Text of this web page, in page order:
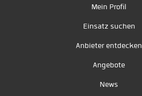
Mein Profil
Einsatz suchen
Anbieter entdecken
Angebote
News